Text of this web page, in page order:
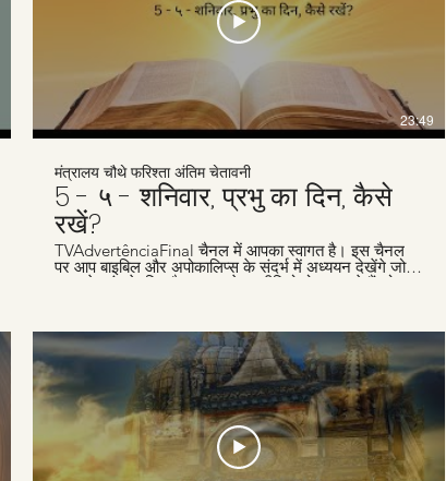
23:49
मंत्रालय चौथे फरिश्ता अंतिम चेतावनी
5 - ५ - शनिवार, प्रभु का दिन, कैसे
रखें?
TVAdvertênciaFinal चैनल में आपका स्वागत है। इस चैनल
पर आप बाइबिल और अपोकालिप्स के संदर्भ में अध्ययन देखेंगे जो
समय के अंत के लिए है। हम हफ्तेवार वीडियो पोस्ट करते हैं जो
www.advertenciafinal.com का दौरा ज़रूर करें।